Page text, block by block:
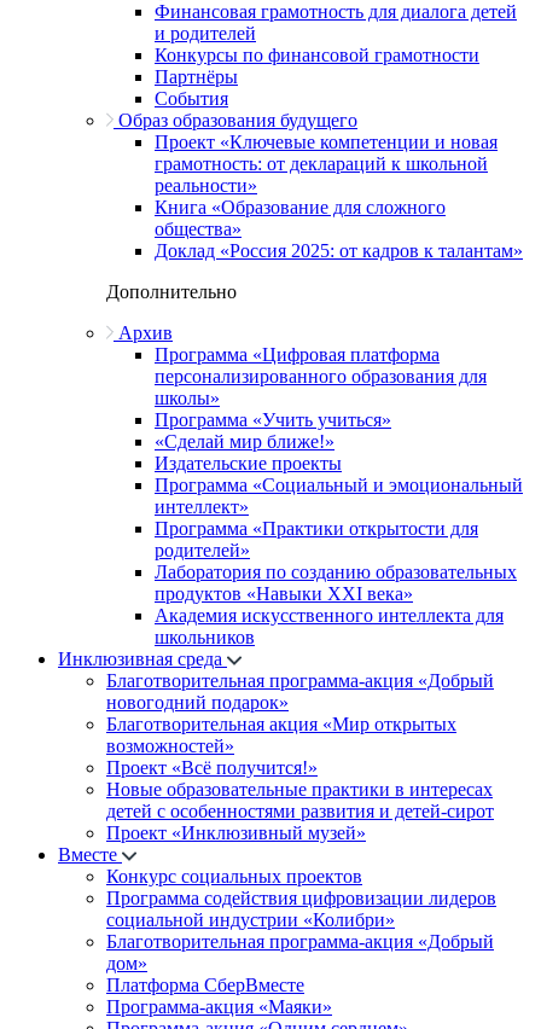
Финансовая грамотность для диалога детей
и родителей
Конкурсы по финансовой грамотности
Партнёры
События
Образ образования будущего
Проект «Ключевые компетенции и новая
грамотность: от деклараций к школьной
реальности»
Книга «Образование для сложного
общества»
Доклад «Россия 2025: от кадров к талантам»
Дополнительно
Архив
Программа «Цифровая платформа
персонализированного образования для
школы»
Программа «Учить учиться»
«Сделай мир ближе!»
Издательские проекты
Программа «Социальный и эмоциональный
интеллект»
Программа «Практики открытости для
родителей»
Лаборатория по созданию образовательных
продуктов «Навыки XXI века»
Академия искусственного интеллекта для
школьников
Инклюзивная среда
Благотворительная программа-акция «Добрый
новогодний подарок»
Благотворительная акция «Мир открытых
возможностей»
Проект «Всё получится!»
Новые образовательные практики в интересах
детей с особенностями развития и детей-сирот
Проект «Инклюзивный музей»
Вместе
Конкурс социальных проектов
Программа содействия цифровизации лидеров
социальной индустрии «Колибри»
Благотворительная программа-акция «Добрый
дом»
Платформа СберВместе
Программа-акция «Маяки»